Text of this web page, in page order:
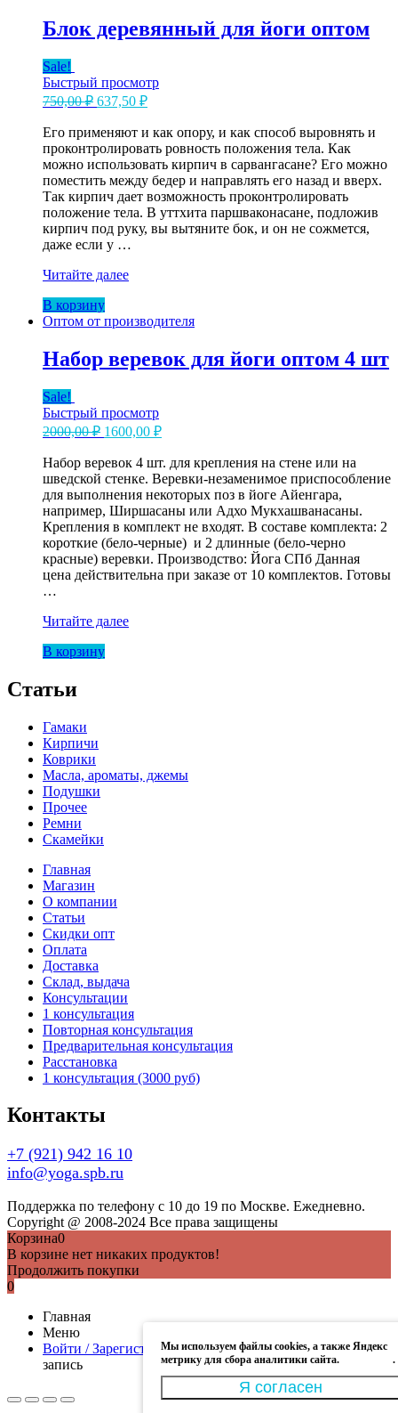
Блок деревянный для йоги оптом
Sale!
Быстрый просмотр
750,00₽ Первоначальная
составляла
750,00 ₽.
637,50 ₽Текущая
637,50 ₽.
Его применяют и как опору, и как способ выровнять и
проконтролировать ровность положения тела. Как
можно использовать кирпич в сарвангасане? Его можно
поместить между бедер и направлять его назад и вверх.
Так кирпич дает возможность проконтролировать
положение тела. В уттхита паршваконасане, подложив
кирпич под руку, вы вытяните бок, и он не сожмется,
даже если у …
Блок
для
йоги
Читайте далее
В корзину
Оптом от производителя
Набор веревок для йоги оптом 4 шт
Sale!
Быстрый просмотр
2000,00₽ Первоначальная
составляла
2000,00 ₽.
1600,00 ₽Текущая
1600,00 ₽.
Набор веревок 4 шт. для крепления на стене или на
шведской стенке. Веревки-незаменимое приспособление
для выполнения некоторых поз в йоге Айенгара,
например, Ширшасаны или Адхо Мукхашванасаны.
Крепления в комплект не входят. В составе комплекта: 2
короткие (бело-черные) и 2 длинные (бело-черно
красные) веревки. Производство: Йога СПб Данная
цена действительна при заказе от 10 комплектов. Готовы
…
Набор
для
оптом
4
Читайте далее
В корзину
Статьи
Гамаки
Кирпичи
Коврики
Масла, ароматы, джемы
Подушки
Прочее
Ремни
Скамейки
Главная
Магазин
О компании
Статьи
Скидки опт
Оплата
Доставка
Склад, выдача
Консультации
1 консультация
Повторная консультация
Предварительная консультация
Расстановка
1 консультация (3000 руб)
Контакты
+7 (921) 942 16 10
info@yoga.spb.ru
Поддержка по телефону с 10 до 19 по Москве. Ежедневно.
Copyright @ 2008-2024 Все права защищены
Корзина0
В корзине нет никаких продуктов!
Продолжить покупки
0
Главная
Меню
Войти / ЗарегистрироватьсяМоя учётная запись Учётная
запись
Мы используем файлы cookies, а также Яндекс
метрику для сбора аналитики сайта.
Подробнее.
Я согласен